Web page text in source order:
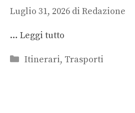
Luglio 31, 2026 di Redazione
… Leggi tutto
Categorie
Itinerari, Trasporti